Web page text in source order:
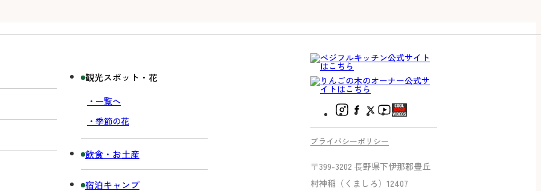
観光スポット・花
・一覧へ
・季節の花
飲食・お土産
宿泊キャンプ
プライバシーポリシー
〒399-3202 ⻑野県下伊那郡豊丘
村神稲（くましろ）12407